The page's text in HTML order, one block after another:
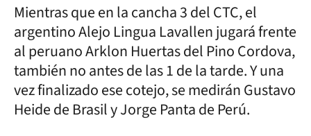
Mientras que en la cancha 3 del CTC, el
argentino Alejo Lingua Lavallen jugará frente
al peruano Arklon Huertas del Pino Cordova,
también no antes de las 1 de la tarde. Y una
vez finalizado ese cotejo, se medirán Gustavo
Heide de Brasil y Jorge Panta de Perú.